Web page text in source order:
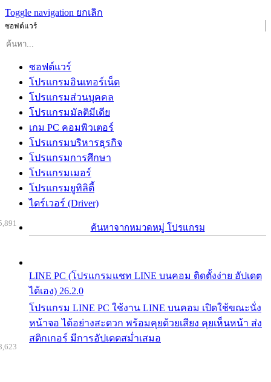
Toggle navigation ยกเลิก
ซอฟต์แวร์
ซอฟต์แวร์
โปรแกรมอินเทอร์เน็ต
โปรแกรมส่วนบุคคล
โปรแกรมมัลติมีเดีย
เกม PC คอมพิวเตอร์
โปรแกรมบริหารธุรกิจ
โปรแกรมการศึกษา
โปรแกรมเมอร์
โปรแกรมยูทิลิตี้
ไดร์เวอร์ (Driver)
ค้นหาจากหมวดหมู่ โปรแกรม
LINE PC (โปรแกรมแชท LINE บนคอม ติดตั้งง่าย อัปเดต
ได้เอง) 26.2.0
โปรแกรม LINE PC ใช้งาน LINE บนคอม เปิดใช้ขณะนั่ง
หน้าจอ ได้อย่างสะดวก พร้อมคุยด้วยเสียง คุยเห็นหน้า ส่ง
สติกเกอร์ มีการอัปเดตสม่ำเสมอ